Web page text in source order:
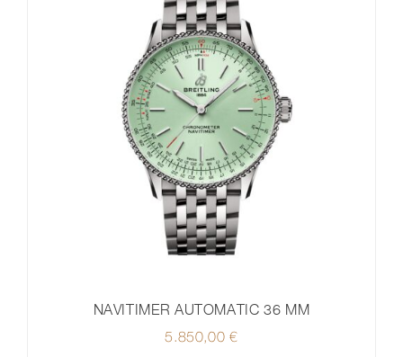
NAVITIMER AUTOMATIC 36 MM
5.850,00€